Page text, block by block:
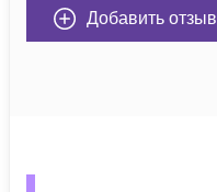
Добавить отзыв